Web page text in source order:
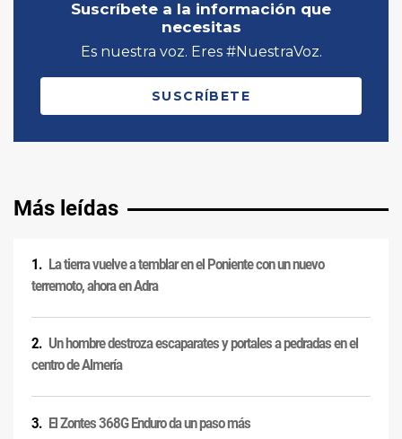
Más leídas
La tierra vuelve a temblar en el Poniente con un nuevo
terremoto, ahora en Adra
Un hombre destroza escaparates y portales a pedradas en el
centro de Almería
El Zontes 368G Enduro da un paso más